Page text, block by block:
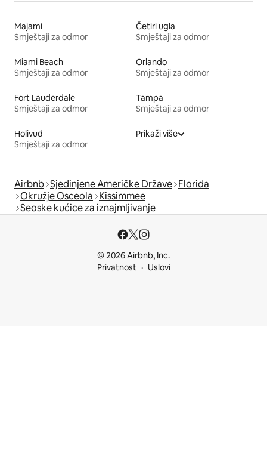
Majami
Smještaji za odmor
Četiri ugla
Smještaji za odmor
Miami Beach
Smještaji za odmor
Orlando
Smještaji za odmor
Fort Lauderdale
Smještaji za odmor
Tampa
Smještaji za odmor
Holivud
Smještaji za odmor
Prikaži više
Airbnb Sjedinjene Američke Države Florida
Okružje Osceola Kissimmee
Seoske kućice za iznajmljivanje
© 2026 Airbnb, Inc.
Privatnost
Uslovi